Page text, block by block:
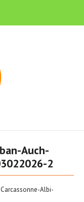
Auch-
2
Albi-